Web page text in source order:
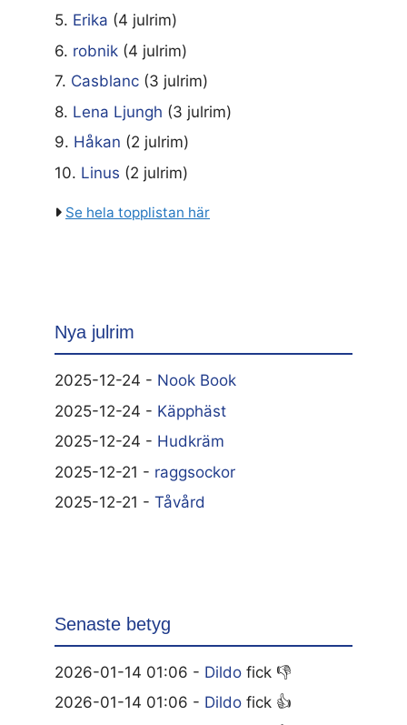
5. Erika (4 julrim)
6. robnik (4 julrim)
7. Casblanc (3 julrim)
8. Lena Ljungh (3 julrim)
9. Håkan (2 julrim)
10. Linus (2 julrim)
Se hela topplistan här
Nya julrim
2025-12-24 - Nook Book
2025-12-24 - Käpphäst
2025-12-24 - Hudkräm
2025-12-21 - raggsockor
2025-12-21 - Tåvård
Senaste betyg
2026-01-14 01:06 - Dildo fick 👎
2026-01-14 01:06 - Dildo fick 👍